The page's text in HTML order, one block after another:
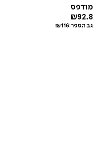
מודפס
₪92.8
גב הספר: ₪116